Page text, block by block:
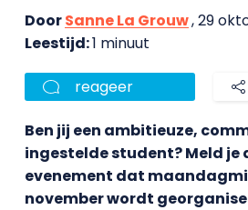
DoorSanne La Grouw, 29
Leestijd:1 minuut
reageer
Ben jij een ambitieuze,
ingestelde student? Meld je
evenement dat
november wordt